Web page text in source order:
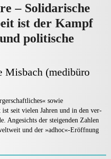
– Solidarische
ist der Kampf
politische
Misbach (medibüro
sowie
ist seit vielen Jahren und in den ver­
Angesichts der stei­genden Zahlen
und der »adhoc«-Eröffnung